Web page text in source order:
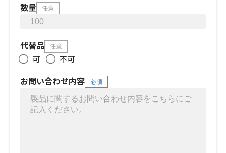
数量 任意
代替品 任意
可
不可
お問い合わせ内容
必須